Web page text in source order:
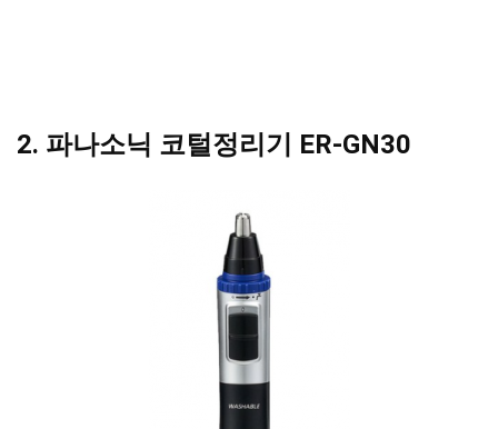
2. 파나소닉 코털정리기 ER-GN30